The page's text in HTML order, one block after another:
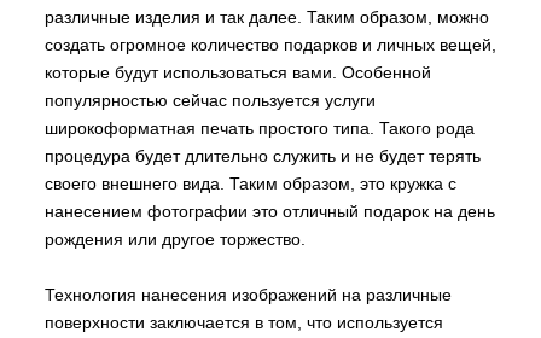
различные изделия и так далее. Таким образом, можно
создать огромное количество подарков и личных вещей,
которые будут использоваться вами. Особенной
популярностью сейчас пользуется услуги
широкоформатная печать простого типа. Такого рода
процедура будет длительно служить и не будет терять
своего внешнего вида. Таким образом, это кружка с
нанесением фотографии это отличный подарок на день
рождения или другое торжество.
Технология нанесения изображений на различные
поверхности заключается в том, что используется